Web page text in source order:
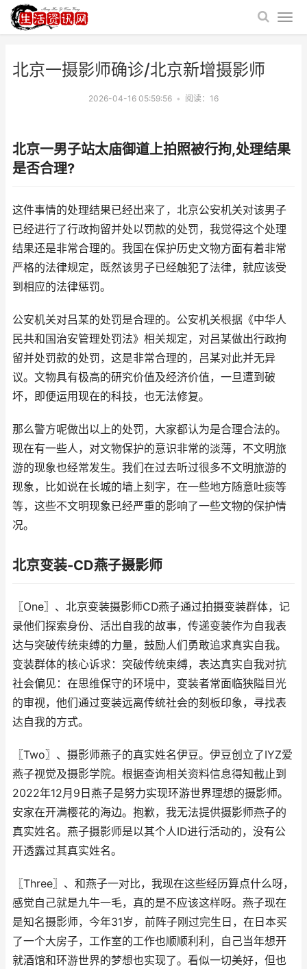
北京一摄影师确诊/北京新增摄影师
2026-04-16 05:59:56 • 阅读： 16
北京一男子站太庙御道上拍照被行拘,处理结果
是否合理?
这件事情的处理结果已经出来了，北京公安机关对该男子
已经进行了行政拘留并处以罚款的处罚，我觉得这个处理
结果还是非常合理的。我国在保护历史文物方面有着非常
严格的法律规定，既然该男子已经触犯了法律，就应该受
到相应的法律惩罚。
公安机关对吕某的处罚是合理的。公安机关根据《中华人
民共和国治安管理处罚法》相关规定，对吕某做出行政拘
留并处罚款的处罚，这是非常合理的，吕某对此并无异
议。文物具有极高的研究价值及经济价值，一旦遭到破
坏，即便运用现在的科技，也无法修复。
那么警方呢做出以上的处罚，大家都认为是合理合法的。
现在有一些人，对文物保护的意识非常的淡薄，不文明旅
游的现象也经常发生。我们在过去听过很多不文明旅游的
现象，比如说在长城的墙上刻字，在一些地方随意吐痰等
等，这些不文明现象已经严重的影响了一些文物的保护情
况。
北京变装-CD燕子摄影师
〖One〗、北京变装摄影师CD燕子通过拍摄变装群体，记
录他们探索身份、活出自我的故事，传递变装作为自我表
达与突破传统束缚的力量，鼓励人们勇敢追求真实自我。
变装群体的核心诉求：突破传统束缚，表达真实自我对抗
社会偏见：在思维保守的环境中，变装者常面临狭隘目光
的审视，他们通过变装远离传统社会的刻板印象，寻找表
达自我的方式。
〖Two〗、摄影师燕子的真实姓名伊豆。伊豆创立了IYZ爱
燕子视觉及摄影学院。根据查询相关资料信息得知截止到
2022年12月9日燕子是努力实现环游世界理想的摄影师。
安家在开满樱花的海边。抱歉，我无法提供摄影师燕子的
真实姓名。燕子摄影师是以其个人ID进行活动的，没有公
开透露过其真实姓名。
〖Three〗、和燕子一对比，我现在这些经历算点什么呀，
感觉自己就是九牛一毛，真的是不应该这样呀。燕子现在
是知名摄影师，今年31岁，前阵子刚过完生日，在日本买
了一个大房子，工作室的工作也顺顺利利，自己当年想开
就酒馆和环游世界的梦想也实现了。看似一切美好，但也